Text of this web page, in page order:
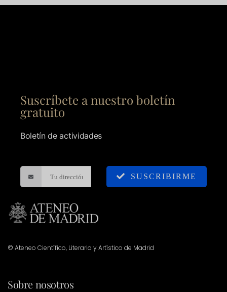
Suscríbete a nuestro boletín
gratuito
Boletín de actividades
SUSCRIBIRME
© Ateneo Científico, Literario y Artístico de Madrid
Sobre nosotros